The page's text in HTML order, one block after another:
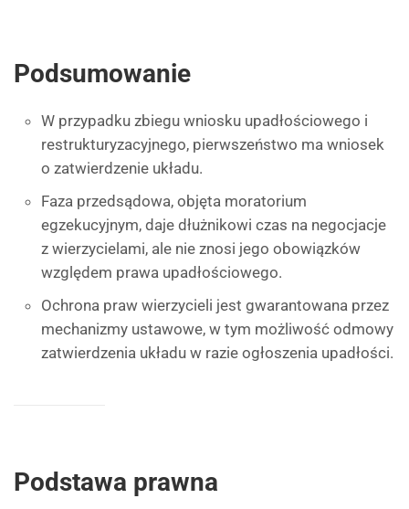
Podsumowanie
W przypadku zbiegu wniosku upadłościowego i
restrukturyzacyjnego, pierwszeństwo ma wniosek
o zatwierdzenie układu.
Faza przedsądowa, objęta moratorium
egzekucyjnym, daje dłużnikowi czas na negocjacje
z wierzycielami, ale nie znosi jego obowiązków
względem prawa upadłościowego.
Ochrona praw wierzycieli jest gwarantowana przez
mechanizmy ustawowe, w tym możliwość odmowy
zatwierdzenia układu w razie ogłoszenia upadłości.
Podstawa prawna